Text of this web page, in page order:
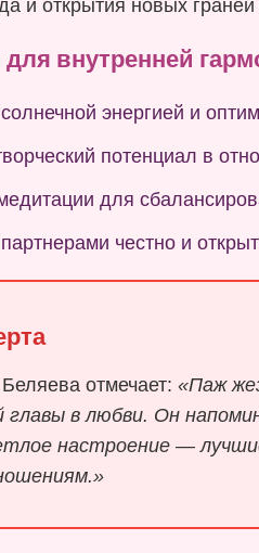
и открытия новых граней
внутренней
энергией и
потенциал в
для
честно и
отмечает:«Паж
главы в любви. Он
настроение —